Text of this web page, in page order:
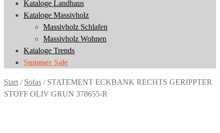
Kataloge Landhaus
Kataloge Massivholz
Massivholz Schlafen
Massivholz Wohnen
Kataloge Trends
Summer Sale
Start / Sofas / STATEMENT ECKBANK RECHTS GERIPPTER
STOFF OLIV GRUN 378655-R